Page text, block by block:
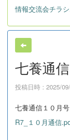
情報交流会チラ
七養通
投稿日時 : 2025/
七養通信１０月号
R7_１０月通信